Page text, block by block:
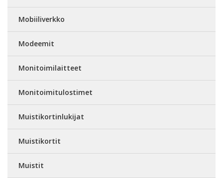
Mobiiliverkko
Modeemit
Monitoimilaitteet
Monitoimitulostimet
Muistikortinlukijat
Muistikortit
Muistit